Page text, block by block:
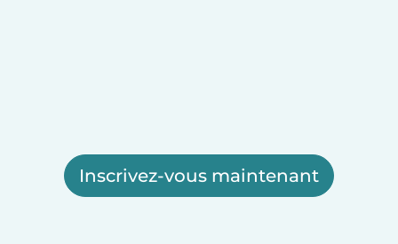
Inscrivez-vous maintenant